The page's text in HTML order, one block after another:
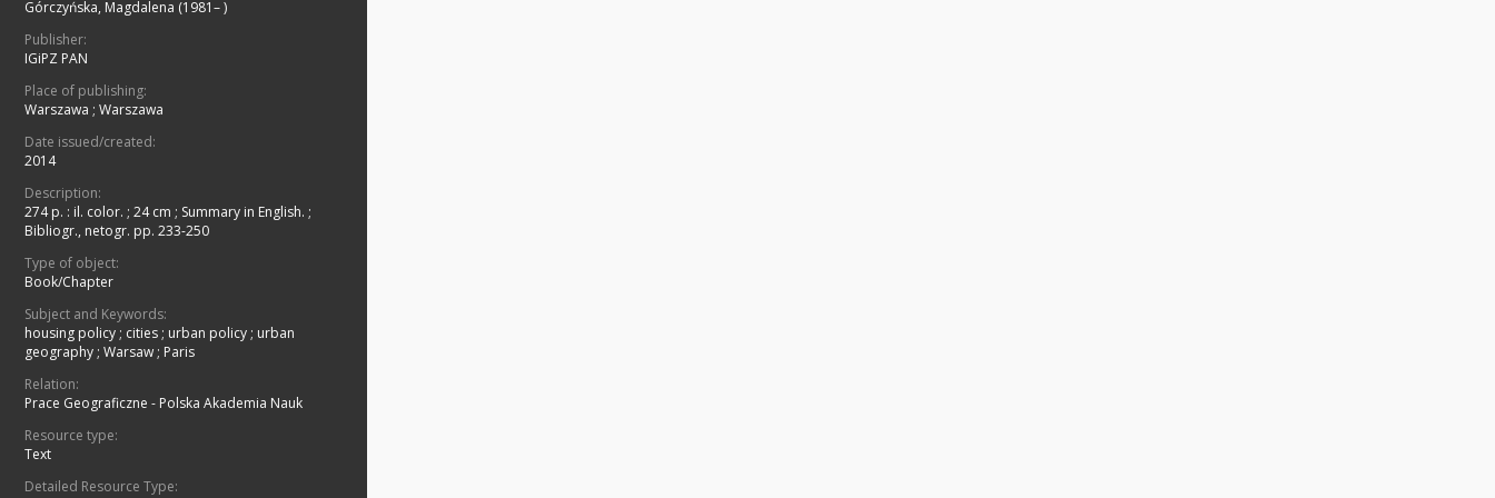
Górczyńska, Magdalena (1981– )
Publisher:
IGiPZ PAN
Place of publishing:
Warszawa ; Warszawa
Date issued/created:
2014
Description:
274 p. : il. color. ; 24 cm ; Summary in English. ;
Bibliogr., netogr. pp. 233-250
Type of object:
Book/Chapter
Subject and Keywords:
housing policy ; cities ; urban policy ; urban
geography ; Warsaw ; Paris
Relation:
Prace Geograficzne - Polska Akademia Nauk
Resource type:
Text
Detailed Resource Type: